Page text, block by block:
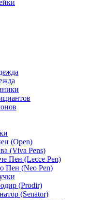
(Open)
(Viva Pens)
Пен (Lecce Pen)
Пен (Neo Pen)
(Prodir)
(Senator)